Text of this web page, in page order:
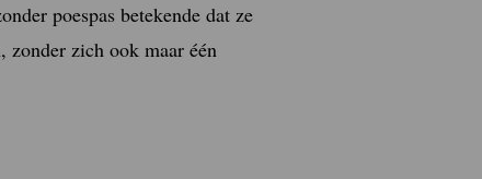
poespas betekende dat ze
zonder zich ook maar één